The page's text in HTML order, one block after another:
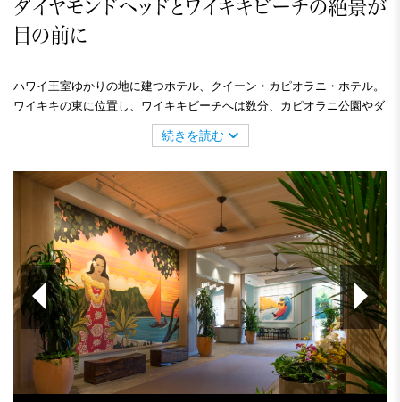
ダイヤモンドヘッドとワイキキビーチの絶景が
目の前に
ハワイ王室ゆかりの地に建つホテル、クイーン・カピオラニ・ホテル。
ワイキキの東に位置し、ワイキキビーチへは数分、カピオラニ公園やダ
イヤモンドヘッドも近く、アクティブなハワイ滞在をお楽しみいただけ
ます。モダンな客室は明るくシンプルかつ機能的。施設内のオープンエ
材を使ったお料理をご堪能ください。
続きを読む